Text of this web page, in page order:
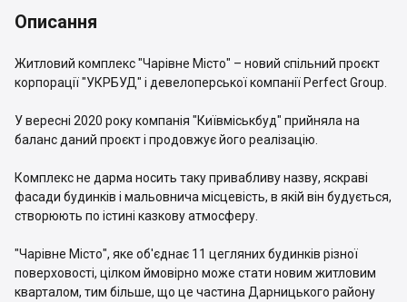
Описання
Житловий комплекс "Чарівне Місто" – новий спільний проєкт
корпорації "УКРБУД" і девелоперської компанії Perfect Group.
У вересні 2020 року компанія "Київміськбуд" прийняла на
баланс даний проєкт і продовжує його реалізацію.
Комплекс не дарма носить таку привабливу назву, яскраві
фасади будинків і мальовнича місцевість, в якій він будується,
створюють по істині казкову атмосферу.
"Чарівне Місто", яке об'єднає 11 цегляних будинків різної
поверховості, цілком ймовірно може стати новим житловим
кварталом, тим більше, що це частина Дарницького району